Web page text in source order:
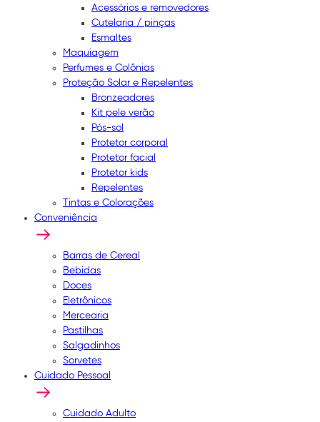
Acessórios e removedores
Cutelaria / pinças
Esmaltes
Maquiagem
Perfumes e Colônias
Proteção Solar e Repelentes
Bronzeadores
Kit pele verão
Pós-sol
Protetor corporal
Protetor facial
Protetor kids
Repelentes
Tintas e Colorações
Conveniência
Barras de Cereal
Bebidas
Doces
Eletrônicos
Mercearia
Pastilhas
Salgadinhos
Sorvetes
Cuidado Pessoal
Cuidado Adulto